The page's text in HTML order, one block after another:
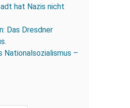
hat Nazis nicht
Das Dresdner
Nationalsozialismus –